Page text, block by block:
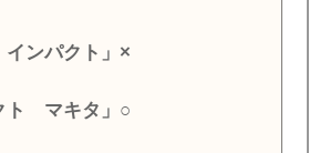
ンパクト」×
ト マキタ」○